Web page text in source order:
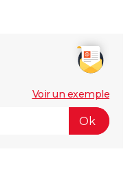
Voir un exemple